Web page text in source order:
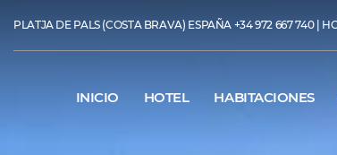
PLATJA DE PALS (COSTA BRAVA) ESPAÑA +34 972 667 740|
INICIO HOTEL HABITACIONES